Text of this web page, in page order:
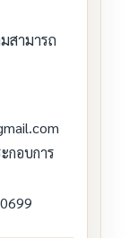
สามารถ
กอบการ